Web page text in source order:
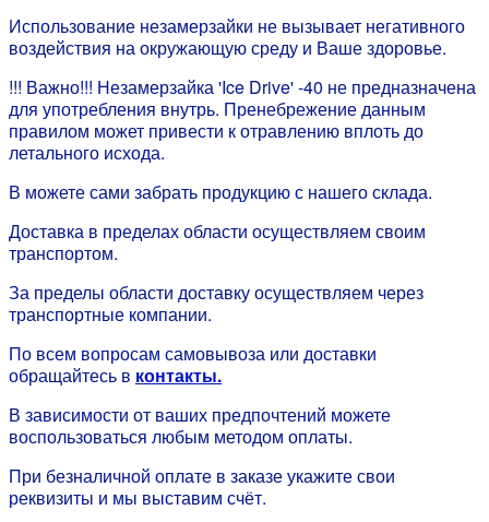
Использование незамерзайки не вызывает негативного
воздействия на окружающую среду и Ваше здоровье.
!!! Важно!!! Незамерзайка 'Ice Drive' -40 не предназначена
для употребления внутрь. Пренебрежение данным
правилом может привести к отравлению вплоть до
летального исхода.
В можете сами забрать продукцию с нашего склада.
Доставка в пределах области осуществляем своим
транспортом.
За пределы области доставку осуществляем через
транспортные компании.
По всем вопросам самовывоза или доставки
обращайтесь в контакты.
В зависимости от ваших предпочтений можете
воспользоваться любым методом оплаты.
При безналичной оплате в заказе укажите свои
реквизиты и мы выставим счёт.